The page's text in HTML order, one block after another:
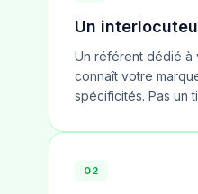
Un
Un référent dédié à
connaît votre
spécificités. Pas un
02